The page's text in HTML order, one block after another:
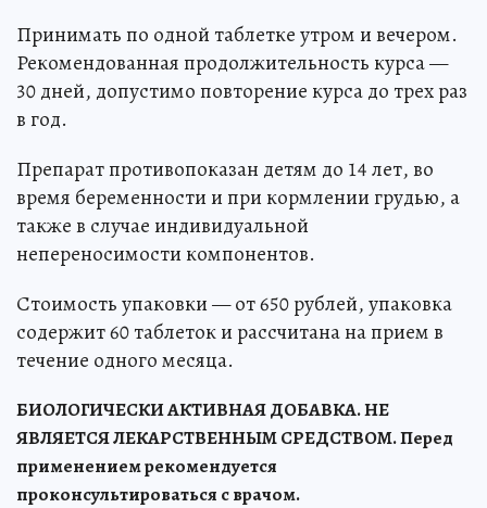
Принимать по одной таблетке утром и вечером.
Рекомендованная продолжительность курса —
30 дней, допустимо повторение курса до трех раз
в год.
Препарат противопоказан детям до 14 лет, во
время беременности и при кормлении грудью, а
также в случае индивидуальной
непереносимости компонентов.
Стоимость упаковки — от 650 рублей, упаковка
содержит 60 таблеток и рассчитана на прием в
течение одного месяца.
БИОЛОГИЧЕСКИ АКТИВНАЯ ДОБАВКА. НЕ
ЯВЛЯЕТСЯ ЛЕКАРСТВЕННЫМ СРЕДСТВОМ. Перед
применением рекомендуется
проконсультироваться с врачом.